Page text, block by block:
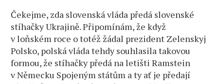
Čekejme, zda slovenská vláda předá slovenské
stíhačky Ukrajině. Připomínám, že když
v loňském roce o totéž žádal prezident Zelenskyj
Polsko, polská vláda tehdy souhlasila takovou
formou, že stíhačky předá na letišti Ramstein
v Německu Spojeným státům a ty ať je předají